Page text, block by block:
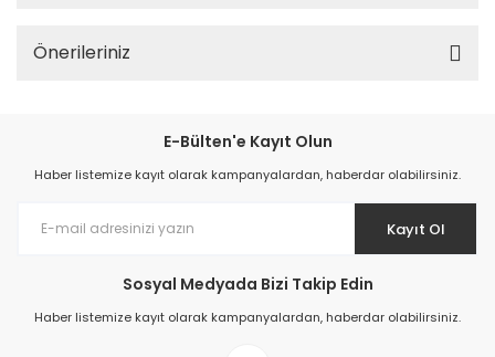
Önerileriniz
E-Bülten'e Kayıt Olun
Haber listemize kayıt olarak kampanyalardan, haberdar olabilirsiniz.
Kayıt Ol
Sosyal Medyada Bizi Takip Edin
Haber listemize kayıt olarak kampanyalardan, haberdar olabilirsiniz.